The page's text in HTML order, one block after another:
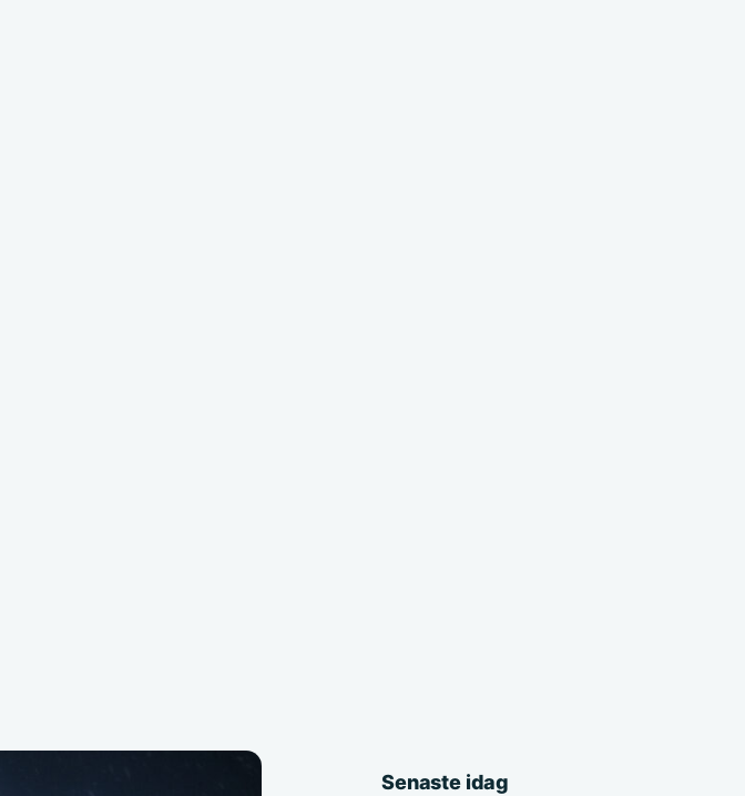
Senaste idag